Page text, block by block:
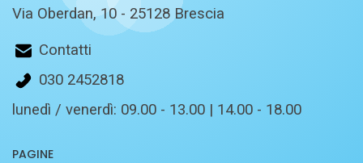
Via Oberdan, 10 - 25128 Brescia
Contatti
030 2452818
lunedì / venerdì: 09.00 - 13.00 | 14.00 - 18.00
PAGINE